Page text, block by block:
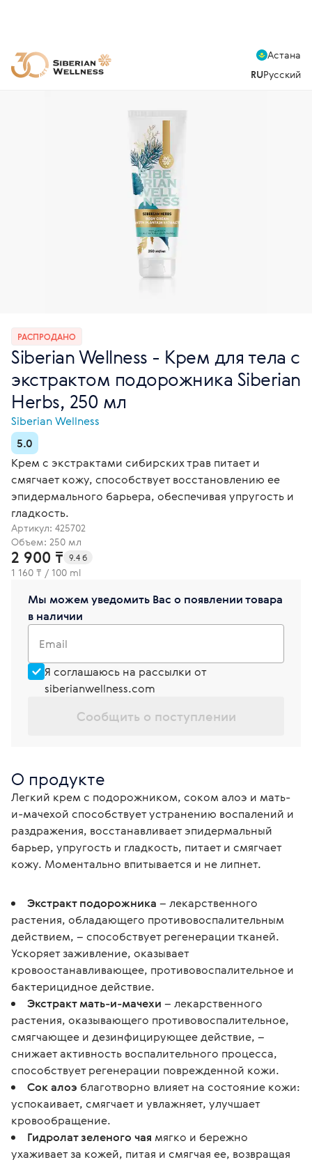
Астана
RUРусский
РАСПРОДАНО
Siberian Wellness - Крем для тела с
экстрактом подорожника Siberian
Herbs, 250 мл
Siberian Wellness
5.0
Крем с экстрактами сибирских трав питает и
смягчает кожу, способствует восстановлению ее
эпидермального барьера, обеспечивая упругость и
гладкость.
Артикул: 425702
Объем: 250 мл
2 900 ₸ 9.4 б
1 160 ₸ / 100 ml
Мы можем уведомить Вас о появлении товара
в наличии
Email
Я соглашаюсь на рассылки от
siberianwellness.com
Сообщить о поступлении
О продукте
Легкий крем с подорожником, соком алоэ и мать-
и-мачехой способствует устранению воспалений и
раздражения, восстанавливает эпидермальный
барьер, упругость и гладкость, питает и смягчает
кожу. Моментально впитывается и не липнет.
Экстракт подорожника – лекарственного
растения, обладающего противовоспалительным
действием, – способствует регенерации тканей.
Ускоряет заживление, оказывает
кровоостанавливающее, противовоспалительное и
бактерицидное действие.
Экстракт мать-и-мачехи – лекарственного
растения, оказывающего противовоспалительное,
смягчающее и дезинфицирующее действие, –
снижает активность воспалительного процесса,
способствует регенерации поврежденной кожи.
Сок алоэ благотворно влияет на состояние кожи:
успокаивает, смягчает и увлажняет, улучшает
кровообращение.
Гидролат зеленого чая мягко и бережно
ухаживает за кожей, питая и смягчая ее, возвращая